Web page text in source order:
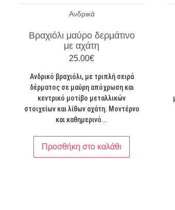
Ανδρικά
Βραχιόλι μαύρο δερμάτινο
με αχάτη
25.00€
Ανδρικό βραχιόλι, με τριπλή σειρά
δέρματος σε μαύρη απόχρωση και
κεντρικό μοτίβο μεταλλικών
στοιχείων και λίθων αχάτη. Μοντέρνο
και καθημερινό...
Προσθήκη στο καλάθι